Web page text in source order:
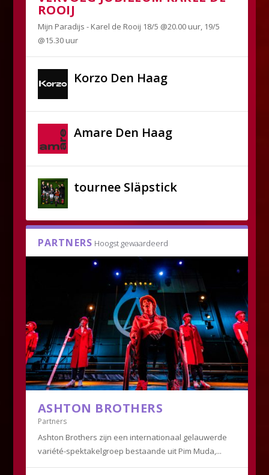
ROOIJ
Mijn Paradijs - Karel de Rooij 18/5 @20.00 uur, 19/5
@15.30 uur
Korzo Den Haag
Amare Den Haag
tournee Släpstick
PARTNERS Hoogst gewaardeerd
ASHTON BROTHERS
Partners
Ashton Brothers zijn een internationaal gelauwerde
variété-spektakelgroep bestaande uit Pim Muda,...